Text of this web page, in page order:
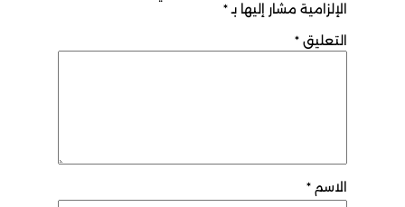
الإلزامية مشار إليها بـ*
التعليق *
الاسم *